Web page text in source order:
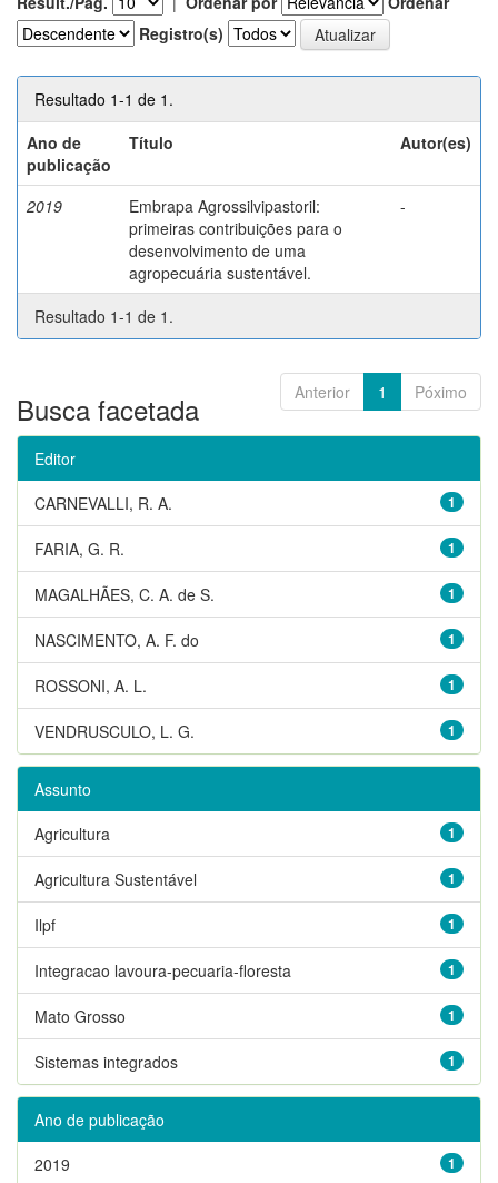
Registro(s)
Resultado 1-1 de 1.
Ano de
publicação
Título Autor(es)
2019
Embrapa Agrossilvipastoril:
primeiras contribuições para o
desenvolvimento de uma
agropecuária sustentável.
-
Resultado 1-1 de 1.
Anterior 1 Póximo
Busca facetada
Editor
1
CARNEVALLI, R. A.
1
FARIA, G. R.
1
MAGALHÃES, C. A. de S.
1
NASCIMENTO, A. F. do
1
ROSSONI, A. L.
1
VENDRUSCULO, L. G.
Assunto
1
Agricultura
1
Agricultura Sustentável
1
Ilpf
1
Integracao lavoura-pecuaria-floresta
1
Mato Grosso
1
Sistemas integrados
Ano de publicação
1
2019